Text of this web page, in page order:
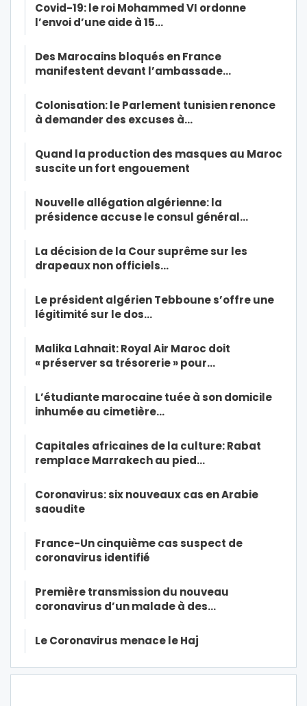
Covid-19: le roi Mohammed VI ordonne
l’envoi d’une aide à 15…
Des Marocains bloqués en France
manifestent devant l’ambassade…
Colonisation: le Parlement tunisien renonce
à demander des excuses à…
Quand la production des masques au Maroc
suscite un fort engouement
Nouvelle allégation algérienne: la
présidence accuse le consul général…
La décision de la Cour suprême sur les
drapeaux non officiels…
Le président algérien Tebboune s’offre une
légitimité sur le dos…
Malika Lahnait: Royal Air Maroc doit
« préserver sa trésorerie » pour…
L’étudiante marocaine tuée à son domicile
inhumée au cimetière…
Capitales africaines de la culture: Rabat
remplace Marrakech au pied…
Coronavirus: six nouveaux cas en Arabie
saoudite
France-Un cinquième cas suspect de
coronavirus identifié
Première transmission du nouveau
coronavirus d’un malade à des…
Le Coronavirus menace le Haj